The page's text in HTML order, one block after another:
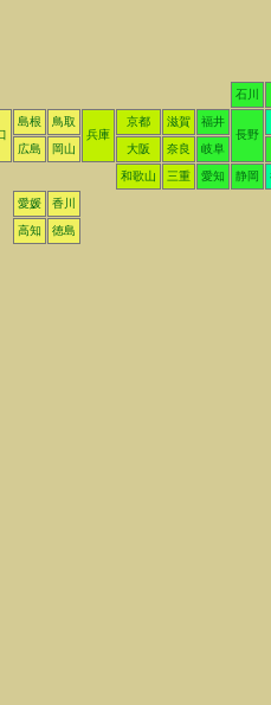
石川
島根
鳥取
兵庫
京都 滋賀
福井
長野
広島 岡山 大阪 奈良 岐阜
和歌山 三重 愛知 静岡
愛媛 香川
高知 徳島